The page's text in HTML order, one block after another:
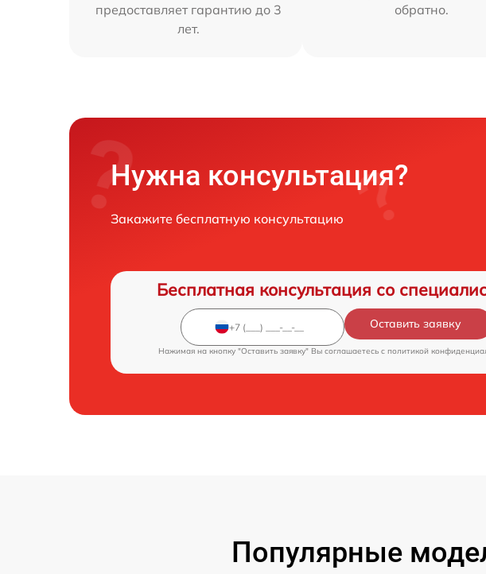
предоставляет гарантию до 3
лет.
обратно.
Нужна консультация?
Закажите бесплатную консультацию
Бесплатная консультация со
Оставить заявку
Нажимая на кнопку "Оставить заявку" Вы соглашаетесь c политикой
Популярные